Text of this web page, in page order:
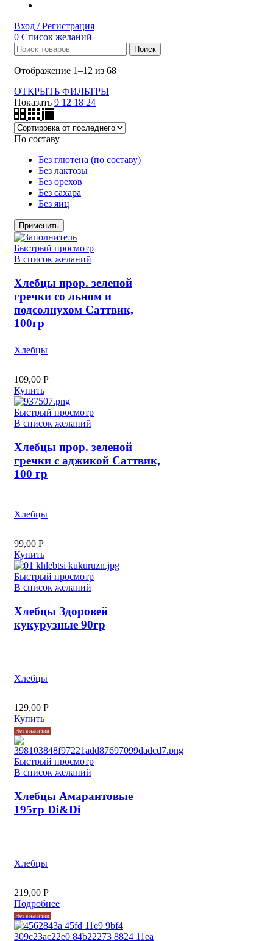
Вход / Регистрация
0 Список желаний
Поиск
Отображение 1–12 из 68
ОТКРЫТЬ ФИЛЬТРЫ
Показать 9 12 18 24
По составу
Без глютена (по составу)
Без лактозы
Без орехов
Без сахара
Без яиц
Применить
Быстрый просмотр
В список желаний
Хлебцы прор. зеленой
гречки со льном и
подсолнухом Саттвик,
100гр
Хлебцы
109,00 Р
Купить
Быстрый просмотр
В список желаний
Хлебцы прор. зеленой
гречки с аджикой Саттвик,
100 гр
Хлебцы
99,00 Р
Купить
Быстрый просмотр
В список желаний
Хлебцы Здоровей
кукурузные 90гр
Хлебцы
129,00 Р
Купить
Нет в наличии
Быстрый просмотр
В список желаний
Хлебцы Амарантовые
195гр Di&Di
Хлебцы
219,00 Р
Подробнее
Нет в наличии